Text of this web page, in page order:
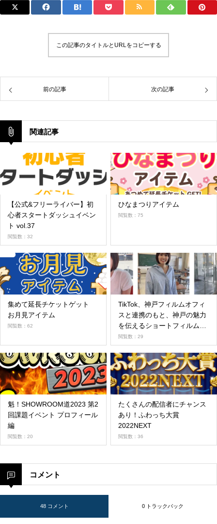
この記事のタイトルとURLをコピーする
前の記事 次の記事
関連記事
【公式&フリーライバー】初
心者スタートダッシュイベン
ト vol.37
閲覧数：32
ひなまつりアイテム
閲覧数：75
集めて延長チケットゲット
お月見アイテム
閲覧数：62
TikTok、神戸フィルムオフィ
スと連携のもと、神戸の魅力
を伝えるショートフィルムを
制作、5月18日より公開
閲覧数：29
魁！SHOWROOM道2023 第2
回課題イベント プロフィール
編
閲覧数：20
たくさんの配信者にチャンス
あり！ふわっち大賞
2022NEXT
閲覧数：36
コメント
48 コメント 0 トラックバック